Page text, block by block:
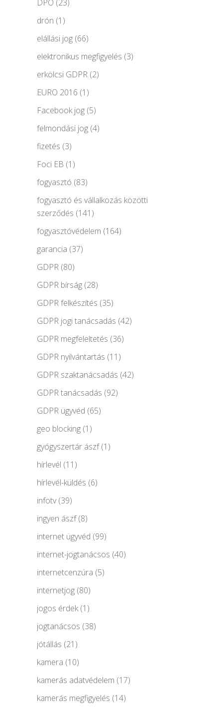
DPO (23)
drón (1)
elállási jog (66)
elektronikus megfigyelés (3)
erkölcsi GDPR (2)
EURO 2016 (1)
Facebook jog (5)
felmondási jog (4)
fizetés (3)
Foci EB (1)
fogyasztó (83)
fogyasztó és vállalkozás közötti
szerződés (141)
fogyasztóvédelem (164)
garancia (37)
GDPR (80)
GDPR bírság (28)
GDPR felkészítés (35)
GDPR jogi tanácsadás (42)
GDPR megfeleltetés (36)
GDPR nyilvántartás (11)
GDPR szaktanácsadás (42)
GDPR tanácsadás (92)
GDPR ügyvéd (65)
geo blocking (1)
gyógyszertár ászf(1)
hírlevél (11)
hírlevél-küldés (6)
infotv(39)
ingyen ászf(8)
internet ügyvéd (99)
internet-jogtanácsos (40)
internetcenzúra (5)
internetjog (80)
jogos érdek(1)
jogtanácsos (38)
jótállás (21)
kamera (10)
kamerás adatvédelem (17)
kamerás megfigyelés (14)